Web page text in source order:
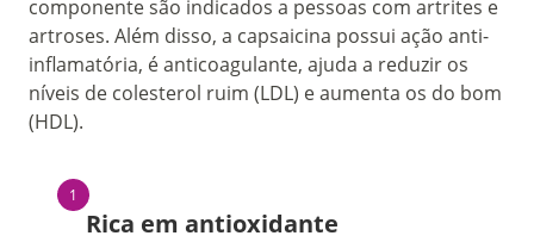
componente são indicados a pessoas com artrites e
artroses. Além disso, a capsaicina possui ação anti-
inflamatória, é anticoagulante, ajuda a reduzir os
níveis de colesterol ruim (LDL) e aumenta os do bom
(HDL).
Rica em antioxidante